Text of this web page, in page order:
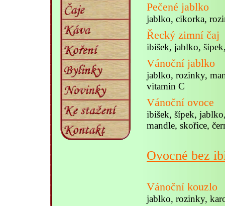
Pečené jablko
jablko, cikorka,
Řecký zimní čaj
ibišek, jablko,
Vánoční jablko
jablko, rozinky,
vitamin C
Vánoční ovoce
ibišek, šípek,
mandle, skořice,
Ovocné bez
Vánoční kouzlo
jablko, rozinky,